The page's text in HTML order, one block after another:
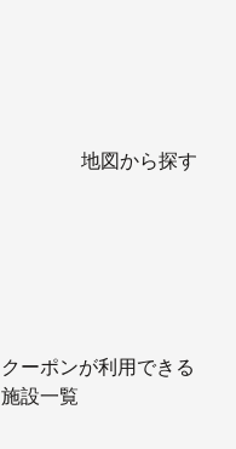
地図から探す
クーポンが利用できる
施設一覧